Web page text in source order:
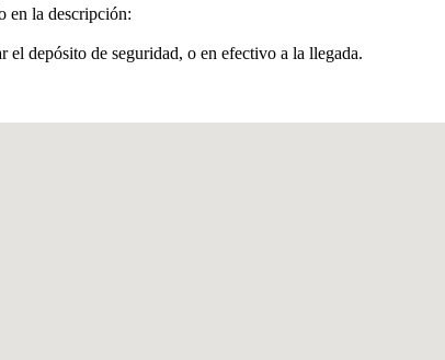
en la descripción:
el depósito de seguridad, o en efectivo a la llegada.